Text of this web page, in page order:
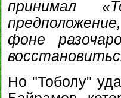
принимал
фоне
Но "Тоболу"